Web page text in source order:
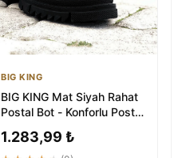
BIG KING
BIG KING Mat Siyah Rahat
Postal Bot - Konforlu Posta
1.283,99 ₺